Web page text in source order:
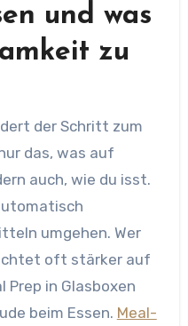
und was
zu
der Schritt zum
das, was auf
auch, wie du isst.
umgehen. Wer
oft stärker auf
Prep in Glasboxen
beim Essen. Meal-